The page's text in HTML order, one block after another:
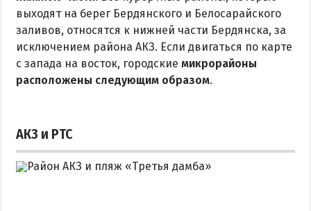
выходят на берег Бердянского и Белосарайского
заливов, относятся к нижней части Бердянска, за
исключением района АКЗ. Если двигаться по карте
с запада на восток, городские микрорайоны
расположены следующим образом.
АКЗ и РТС